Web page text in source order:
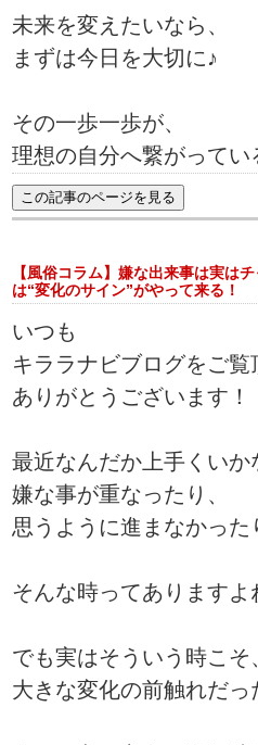
未来を変えたいなら、
まずは今日を大切に♪
その一歩一歩が、
理想の自分へ繋がってい
【風俗コラム】嫌な出来事は実は
は“変化のサイン”がやって来る！
いつも
キララナビブログをご覧
ありがとうございます！
最近なんだか上手くいか
嫌な事が重なったり、
思うように進まなかった
そんな時ってありますよ
でも実はそういう時こそ
大きな変化の前触れだっ